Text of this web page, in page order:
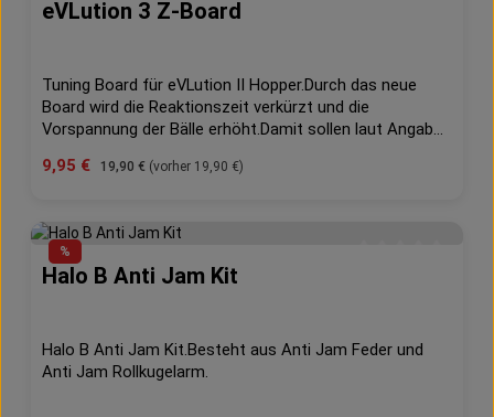
eVLution 3 Z-Board
Tuning Board für eVLution II Hopper.Durch das neue
Board wird die Reaktionszeit verkürzt und die
Vorspannung der Bälle erhöht.Damit sollen laut Angabe
Sekunde erreicht werden.Passend für eVLution II und 3
Verkaufspreis:
9,95 € Regulärer Preis:
19,90 € (vorher 19,90 €)
%
Halo B Anti Jam Kit
Halo B Anti Jam Kit.Besteht aus Anti Jam Feder und
Anti Jam Rollkugelarm.